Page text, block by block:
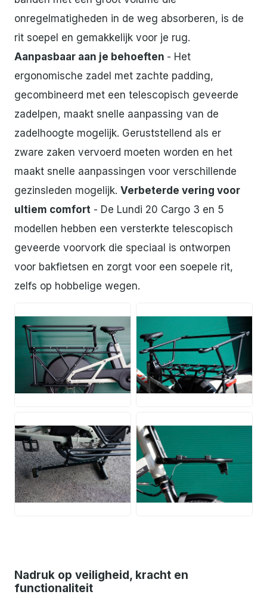
onregelmatigheden in de weg absorberen, is de
rit soepel en gemakkelijk voor je rug.
Aanpasbaar aan je behoeften - Het
ergonomische zadel met zachte padding,
gecombineerd met een telescopisch geveerde
zadelpen, maakt snelle aanpassing van de
zadelhoogte mogelijk. Geruststellend als er
zware zaken vervoerd moeten worden en het
maakt snelle aanpassingen voor verschillende
gezinsleden mogelijk. Verbeterde vering voor
ultiem comfort - De Lundi 20 Cargo 3 en 5
modellen hebben een versterkte telescopisch
geveerde voorvork die speciaal is ontworpen
voor bakfietsen en zorgt voor een soepele rit,
zelfs op hobbelige wegen.
JPG JPG
JPG JPG
Nadruk op veiligheid, kracht en
functionaliteit